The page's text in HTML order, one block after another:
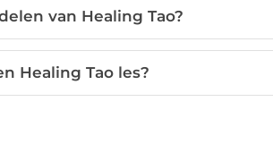
van Healing Tao?
Healing Tao les?